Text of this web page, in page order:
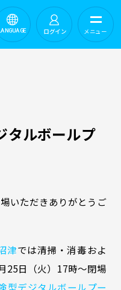
ログイン メニュー
タルボールプ
いただきありがとうご
津では清掃・消毒およ
25日（火）17時～閉場
型デジタルボールプー